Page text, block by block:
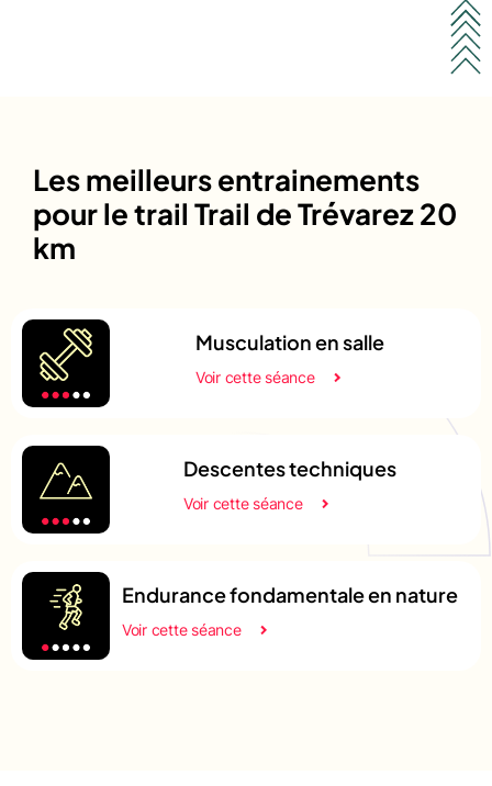
Les meilleurs entrainements
pour le trail Trail de Trévarez 20
km
Musculation en salle
Voir cette séance
Descentes techniques
Voir cette séance
Endurance fondamentale en nature
Voir cette séance